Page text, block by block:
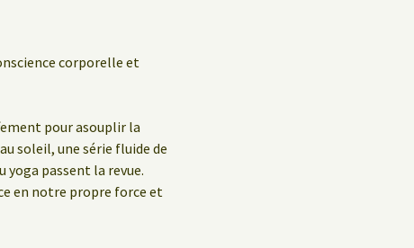
corporelle et
pour asouplir la
soleil, une série fluide de
passent la revue.
en notre propre force et